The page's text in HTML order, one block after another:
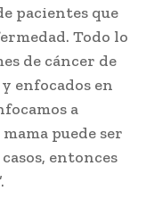
pacientes que
Todo lo
de cáncer de
enfocados en
a
puede ser
entonces